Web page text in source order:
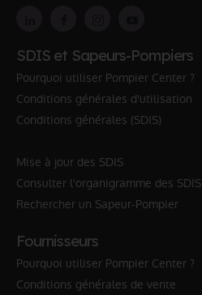
SDIS et Sapeurs-Pompiers
Pourquoi utiliser Pompier Center ?
Conditions générales d'utilisation
Conditions générales (SDIS)
Mise à jour des SDIS
Consulter l'organigramme des SDIS
Rechercher un Sapeur-Pompier
Fournisseurs
Pourquoi utiliser Pompier Center ?
Conditions générales de vente